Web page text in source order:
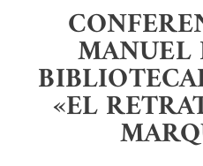
MANUEL
«EL